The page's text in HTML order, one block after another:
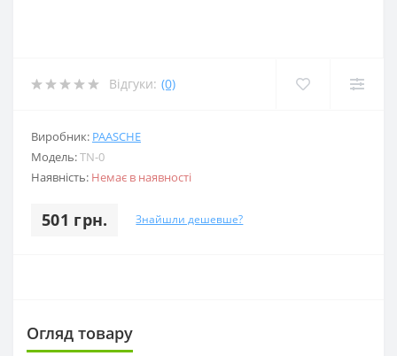
Відгуки: (0)
Виробник: PAASCHE
Модель:TN-0
Наявність: Немає в наявності
501 грн. Знайшли дешевше?
Огляд товару